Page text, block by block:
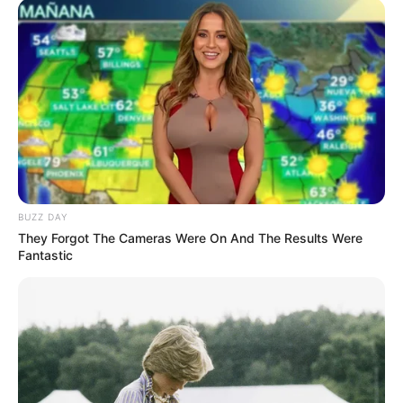
FTV
Neng Ayam Sederhana, Tapi Bikin Warga Nyaman(2024)
Ketika Ilmu Padi Mbaknya Buat Aku Melamar(2024)
Hatiku Ganjil Jika tak Genap Mencintaimu(2024)
Gini Amat Ya, Cari Jodoh(2024)
Anti Galau, Bukan Sulap Bukan Mejik(2024)
Aaa Kasian Aaa, Kesengsem Sama Idolaaa (2024)
Tagihan Cintanya Sudah Over Limit
Jangan Cuma Jalan-jalan, Tapi Parkir di Hatiku Dong(2023)
Akan Aku Treat Kamu Bagaikan Ratu
(2023)
Masuk ke Hatiku Pelan-Pelan Aja Neng Bajaj(2023)
BUZZ DAY
They Forgot The Cameras Were On And The Results Were
Fantastic